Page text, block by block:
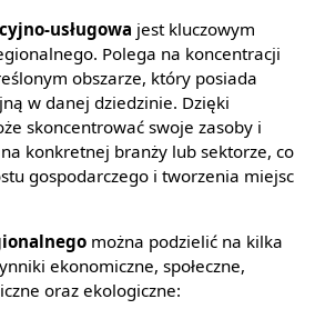
usługowa jest kluczowym
Polega na koncentracji
obszarze, który posiada
w danej dziedzinie. Dzięki
skoncentrować swoje zasoby i
konkretnej branży lub sektorze, co
gospodarczego i tworzenia miejsc
można podzielić na kilka
ekonomiczne, społeczne,
oraz ekologiczne: